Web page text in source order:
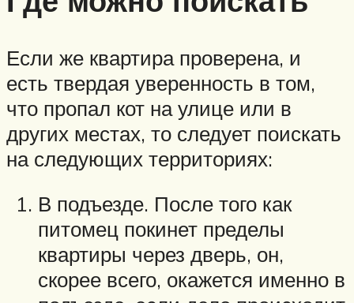
Если же квартира проверена, и
есть твердая уверенность в том,
что пропал кот на улице или в
других местах, то следует поискать
на следующих территориях:
В подъезде. После того как
питомец покинет пределы
квартиры через дверь, он,
скорее всего, окажется именно в